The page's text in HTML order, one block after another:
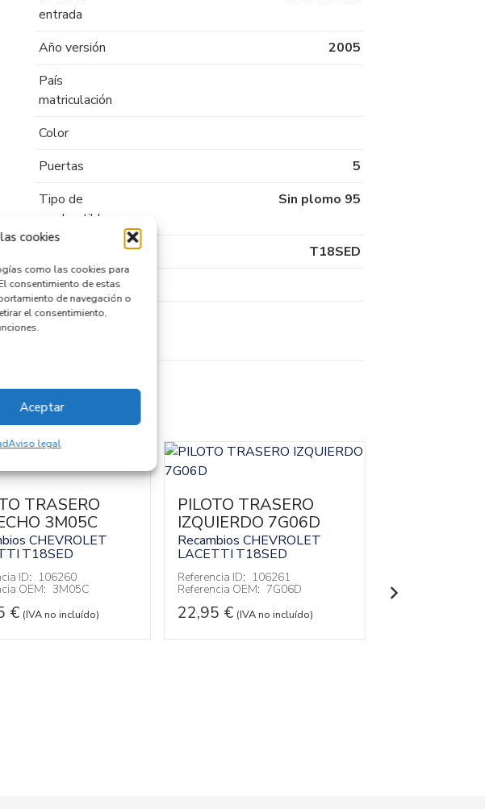
cookies
como las cookies para
consentimiento de estas
de navegación o
el consentimiento,
Aceptar
Aviso legal
entrada
Año versión
2005
País
matriculación
Color
Puertas
5
Tipo de
combustible
Sin plomo 95
T18SED
Código cambio
TRASERO
3M05C
CHEVROLET
T18SED
ID: 106260
OEM: 3M05C
€ (IVA no incluído)
PILOTO TRASERO
IZQUIERDO 7G06D
Recambios CHEVROLET
LACETTI T18SED
Referencia ID: 106261
Referencia OEM: 7G06D
22,95 € (IVA no incluído)
Referencia ID: